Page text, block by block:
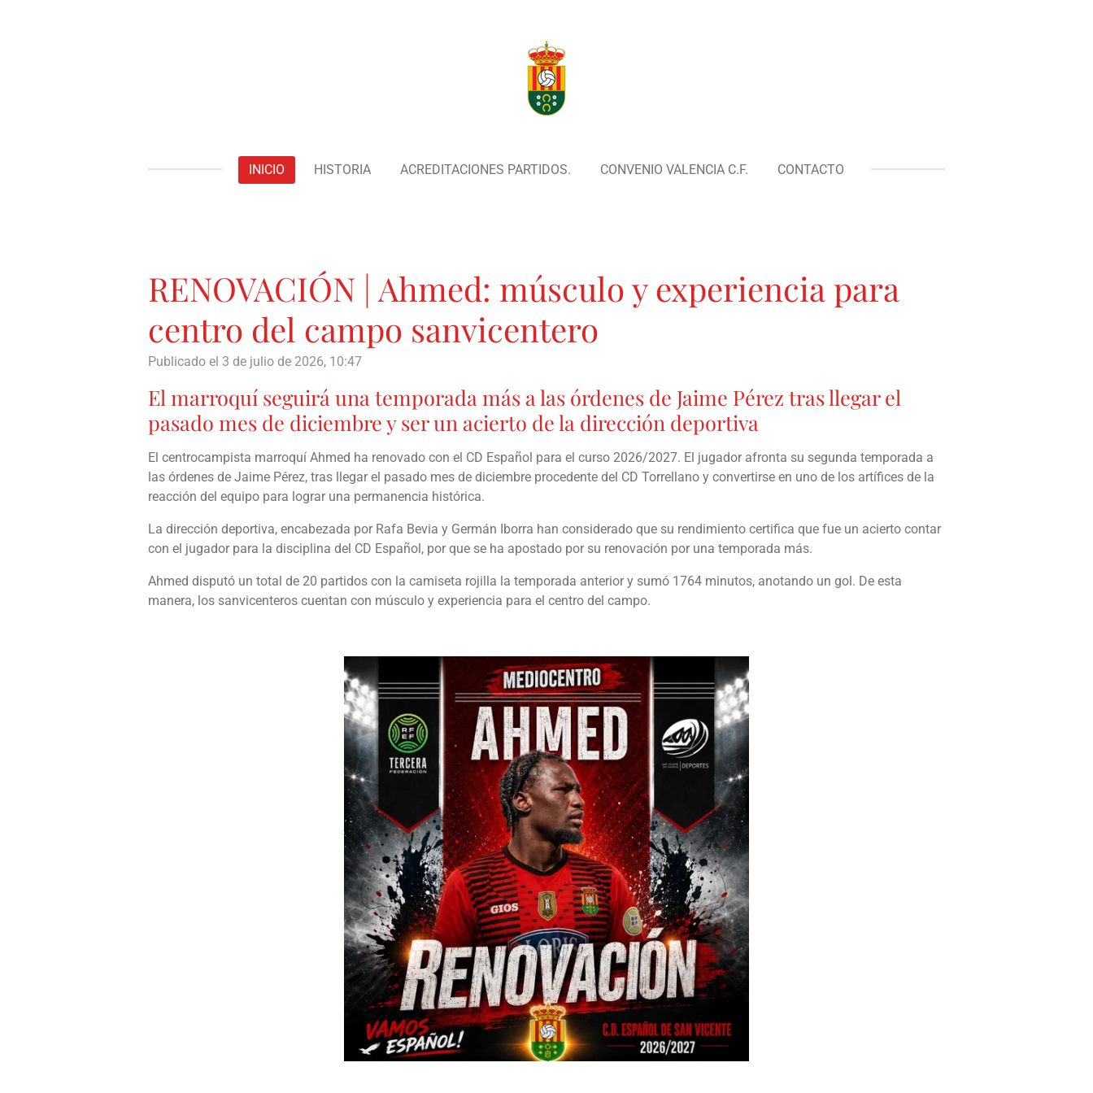
INICIO HISTORIA ACREDITACIONES PARTIDOS. CONVENIO VALENCIA C.F. CONTACTO
RENOVACIÓN | Ahmed: músculo y experiencia para
centro del campo sanvicentero
Publicado el 3 de julio de 2026, 10:47
El marroquí seguirá una temporada más a las órdenes de Jaime Pérez tras llegar el
pasado mes de diciembre y ser un acierto de la dirección deportiva
El centrocampista marroquí Ahmed ha renovado con el CD Español para el curso 2026/2027. El jugador afronta su segunda temporada a
las órdenes de Jaime Pérez, tras llegar el pasado mes de diciembre procedente del CD Torrellano y convertirse en uno de los artífices de la
reacción del equipo para lograr una permanencia histórica.
La dirección deportiva, encabezada por Rafa Bevia y Germán Iborra han considerado que su rendimiento certifica que fue un acierto contar
con el jugador para la disciplina del CD Español, por que se ha apostado por su renovación por una temporada más.
Ahmed disputó un total de 20 partidos con la camiseta rojilla la temporada anterior y sumó 1764 minutos, anotando un gol. De esta
manera, los sanvicenteros cuentan con músculo y experiencia para el centro del campo.